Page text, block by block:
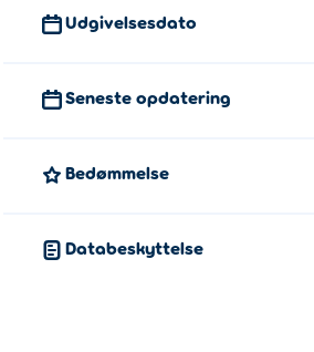
Udgivelsesdato
Seneste opdatering
Bedømmelse
Databeskyttelse